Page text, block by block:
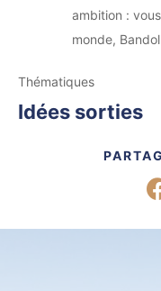
ambition :
monde,
Thématiques
Idées sorties